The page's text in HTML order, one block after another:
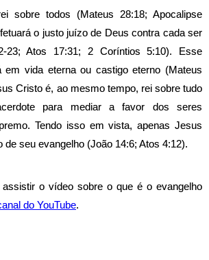
sobre todos (Mateus 28:18; Apocalipse
o justo juízo de Deus contra cada ser
23; Atos 17:31; 2 Coríntios 5:10). Esse
em vida eterna ou castigo eterno (Mateus
Cristo é, ao mesmo tempo, rei sobre tudo
para mediar a favor dos seres
Tendo isso em vista, apenas Jesus
de seu evangelho (João 14:6; Atos 4:12).
o vídeo sobre o que é o evangelho
do YouTube.